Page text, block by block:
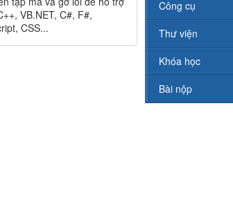
VB.NET, C#, F#,
CSS...
Công cụ
Thư viện
Khóa học
Bài nộp